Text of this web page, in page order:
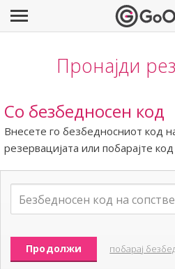
Пронајди
Со безбедносен код
Внесете го безбедносниот код
резервацијата или побарајте
побарај